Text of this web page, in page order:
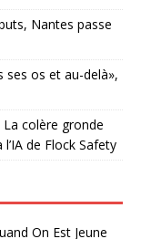
Nantes passe
ses os et au-delà»,
colère gronde
de Flock Safety
On Est Jeune